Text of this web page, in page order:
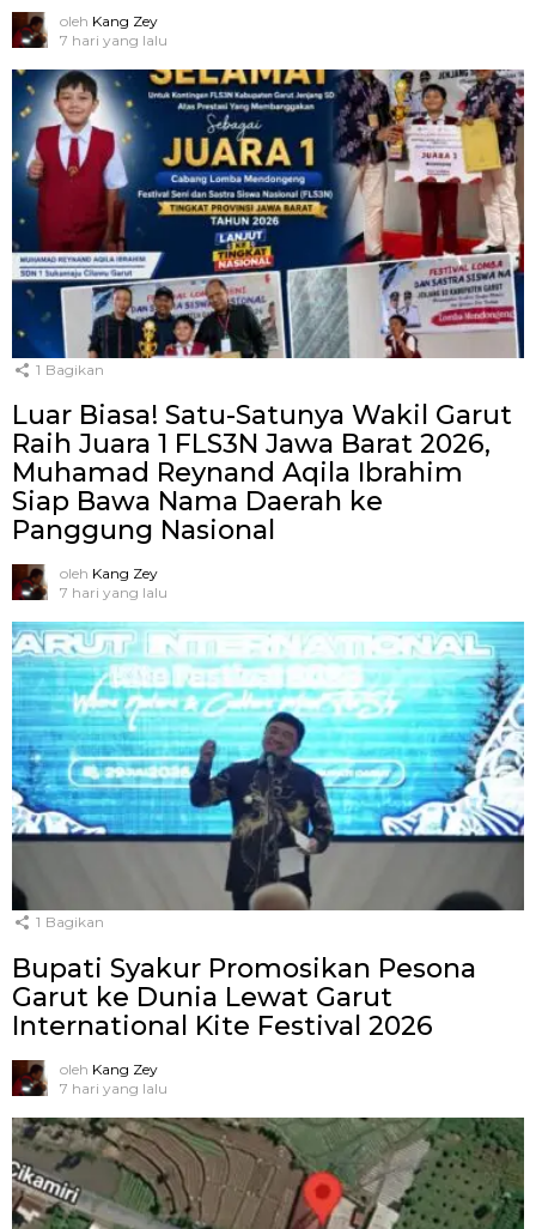
oleh Kang Zey
7 hari yang lalu
1 Bagikan
Luar Biasa! Satu-Satunya Wakil Garut
Raih Juara 1 FLS3N Jawa Barat 2026,
Muhamad Reynand Aqila Ibrahim
Siap Bawa Nama Daerah ke
Panggung Nasional
oleh Kang Zey
7 hari yang lalu
1 Bagikan
Bupati Syakur Promosikan Pesona
Garut ke Dunia Lewat Garut
International Kite Festival 2026
oleh Kang Zey
7 hari yang lalu